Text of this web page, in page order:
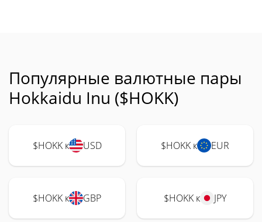
Популярные валютные пары
Hokkaidu Inu ($HOKK)
$HOKK к USD $HOKK к EUR
$HOKK к GBP $HOKK к JPY